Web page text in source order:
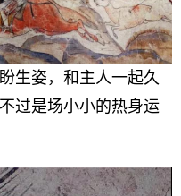
姿，和主人一起久
过是场小小的热身运